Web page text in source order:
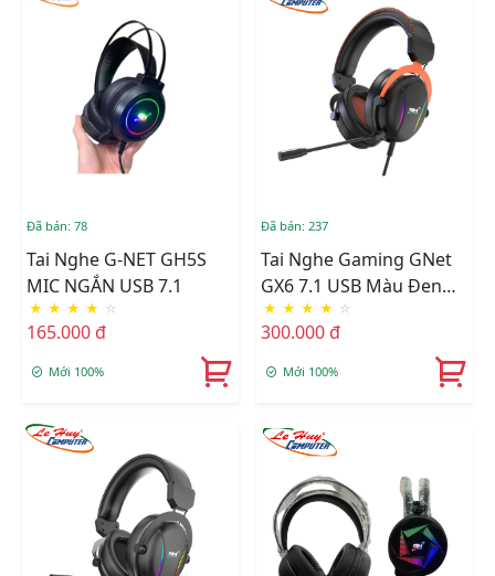
Đã bán: 78
Tai Nghe G-NET GH5S
MIC NGẮN USB 7.1
★ ★ ★ ★ ☆
165.000 đ
Mới 100%
Đã bán: 237
Tai Nghe Gaming GNet
GX6 7.1 USB Màu Đen
Viền Cam
★ ★ ★ ★ ☆
300.000 đ
Mới 100%